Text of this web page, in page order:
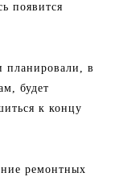
появится
планировали, в
будет
к концу
ремонтных